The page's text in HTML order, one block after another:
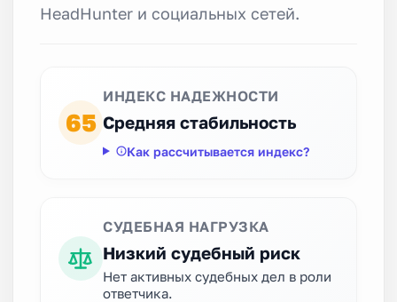
HeadHunter и социальных сетей.
65
ИНДЕКС НАДЕЖНОСТИ
Средняя стабильность
Как рассчитывается индекс?
СУДЕБНАЯ НАГРУЗКА
Низкий судебный риск
Нет активных судебных дел в роли
ответчика.